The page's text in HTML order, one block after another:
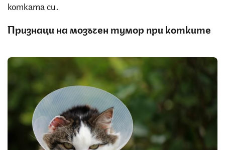
котката си.
Признаци на мозъчен тумор при котките